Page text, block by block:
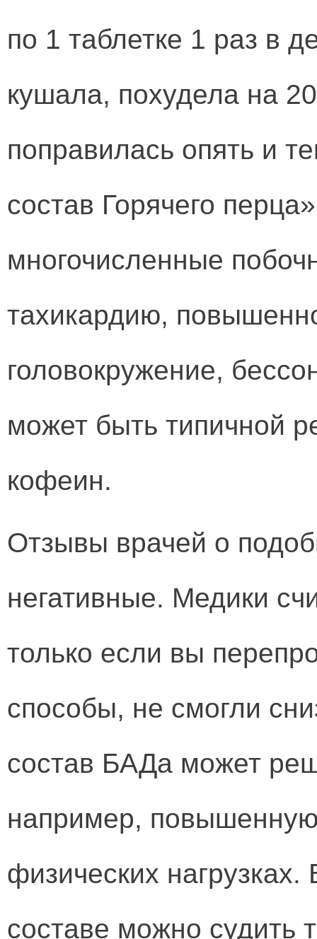
по 1 таблетке 1 раз в
кушала, похудела на
поправилась опять и
состав Горячего
многочисленные
тахикардию,
головокружение,
может быть типичной
кофеин.
Отзывы врачей о
негативные. Медики
только если вы
способы, не смогли
состав БАДа может
например,
физических
составе можно судить